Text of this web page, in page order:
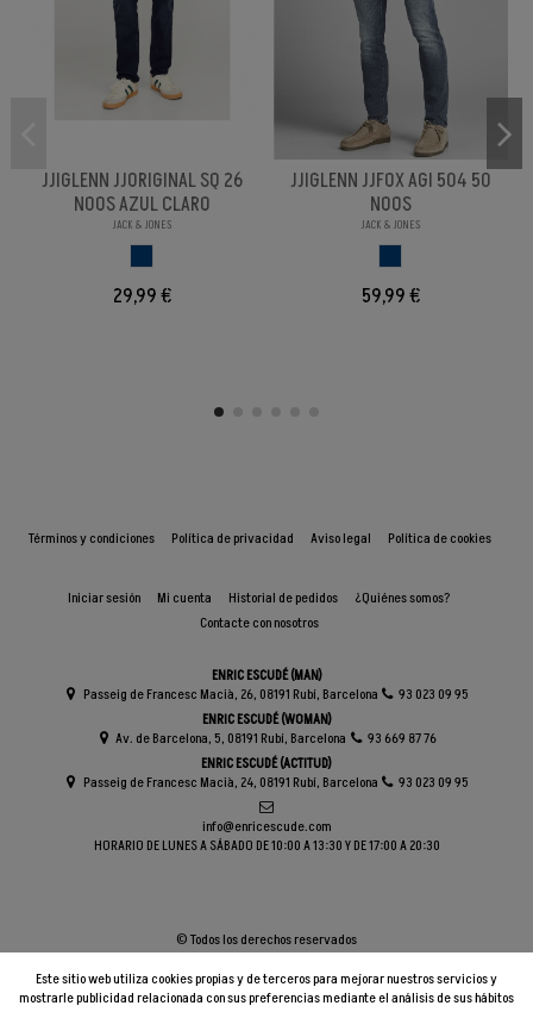
JJIGLENN JJORIGINAL SQ 26
NOOS AZUL CLARO
JACK & JONES
29,99 €
JJIGLENN JJFOX AGI 504 50
NOOS
JACK & JONES
59,99 €
Términos y condiciones Política de privacidad Aviso legal Política de cookies
Iniciar sesión Mi cuenta Historial de pedidos
¿Quiénes somos?
Contacte con nosotros
ENRIC ESCUDÉ (MAN)
Passeig de Francesc Macià, 26, 08191 Rubí, Barcelona
93 023 09 95
ENRIC ESCUDÉ (WOMAN)
Av. de Barcelona, 5, 08191 Rubí, Barcelona
93 669 87 76
ENRIC ESCUDÉ (ACTITUD)
Passeig de Francesc Macià, 24, 08191 Rubí, Barcelona
93 023 09 95
info@enricescude.com
HORARIO DE LUNES A SÁBADO DE 10:00 A 13:30 Y DE 17:00 A 20:30
Este sitio web utiliza cookies propias y de terceros para mejorar nuestros servicios y
mostrarle publicidad relacionada con sus preferencias mediante el análisis de sus hábitos
© Todos los derechos reservados